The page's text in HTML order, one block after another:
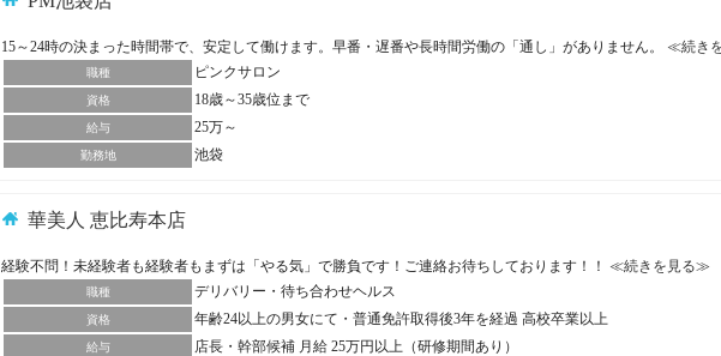
15～24時の決まった時間帯で、安定して働けます。早番・遅番や長時間労働の「通し」がありません。 ≪続き
職種 ピンクサロン
資格 18歳～35歳位まで
給与 25万～
勤務地 池袋
華美人 恵比寿本店
経験不問！未経験者も経験者もまずは「やる気」で勝負です！ご連絡お待ちしております！！ ≪続きを見る≫
職種 デリバリー・待ち合わせヘルス
資格 年齢24以上の男女にて・普通免許取得後3年を経過 高校卒業以上
給与 店長・幹部候補 月給 25万円以上（研修期間あり）